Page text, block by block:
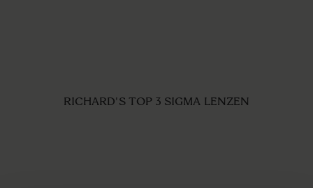
RICHARD'S TOP 3 SIGMA LENZEN